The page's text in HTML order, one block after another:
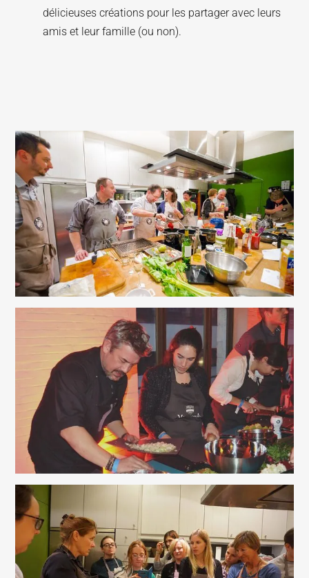
délicieuses créations pour les partager avec leurs
amis et leur famille (ou non).